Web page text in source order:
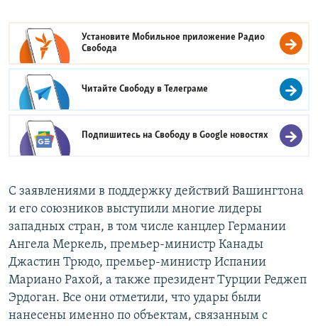
Установите Мобильное приложение Радио
Свобода
Читайте Свободу вТелеграме
Подпишитесь на Свободу вGoogle новостях
С заявлениями в поддержку действий Вашингтона
и его союзников выступили многие лидеры
западных стран, в том числе канцлер Германии
Ангела Меркель, премьер-министр Канады
Джастин Трюдо, премьер-министр Испании
Мариано Рахой, а также президент Турции Реджеп
Эрдоган. Все они отметили, что удары были
нанесены именно по объектам, связанным с